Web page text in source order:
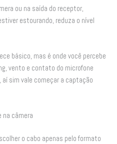
ou na saída do receptor,
estourando, reduza o nível
básico, mas é onde você percebe
vento e contato do microfone
sim vale começar a captação
na câmera
o cabo apenas pelo formato